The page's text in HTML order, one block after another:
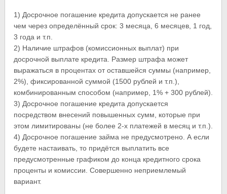
1) Досрочное погашение кредита допускается не ранее
чем через определённый срок: 3 месяца, 6 месяцев, 1 год,
3 года и т.п.
2) Наличие штрафов (комиссионных выплат) при
досрочной выплате кредита. Размер штрафа может
выражаться в процентах от оставшейся суммы (например,
2%), фиксированной суммой (1500 рублей и т.п.),
комбинированным способом (например, 1% + 300 рублей).
3) Досрочное погашение кредита допускается
посредством внесений повышенных сумм, которые при
этом лимитированы (не более 2-х платежей в месяц и т.п.).
4) Досрочное погашение займа не предусмотрено. А если
будете настаивать, то придётся выплатить все
предусмотренные графиком до конца кредитного срока
проценты и комиссии. Совершенно неприемлемый
вариант.